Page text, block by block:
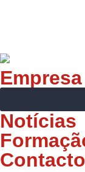
Empresa
Notícias